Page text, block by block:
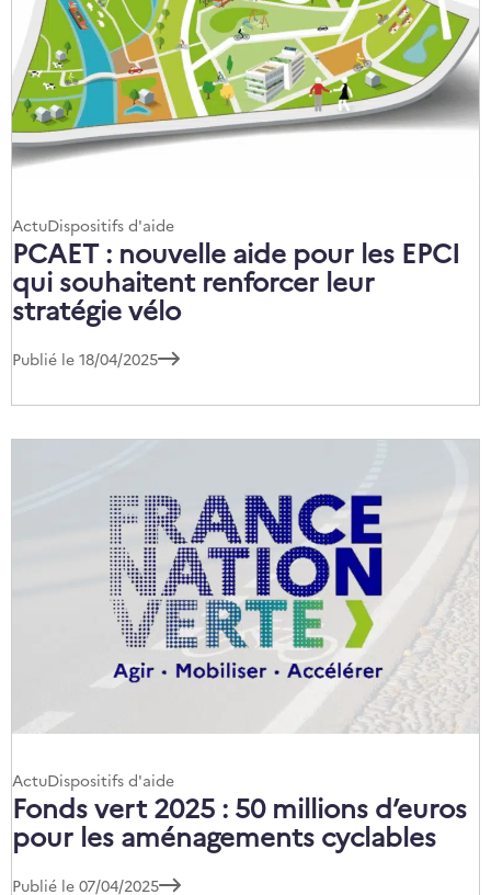
PCAET : nouvelle aide pour les EPCI
qui souhaitent renforcer leur
stratégie vélo
Catégories
:
ActuDispositifs d'aide
Publié le 18/04/2025
Fonds vert 2025 : 50 millions d’euros
pour les aménagements cyclables​
Catégories
:
ActuDispositifs d'aide
Publié le 07/04/2025